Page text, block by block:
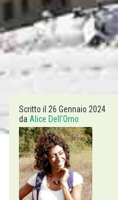
Scritto il 26 Gennaio 2024
da Alice Dell'Omo